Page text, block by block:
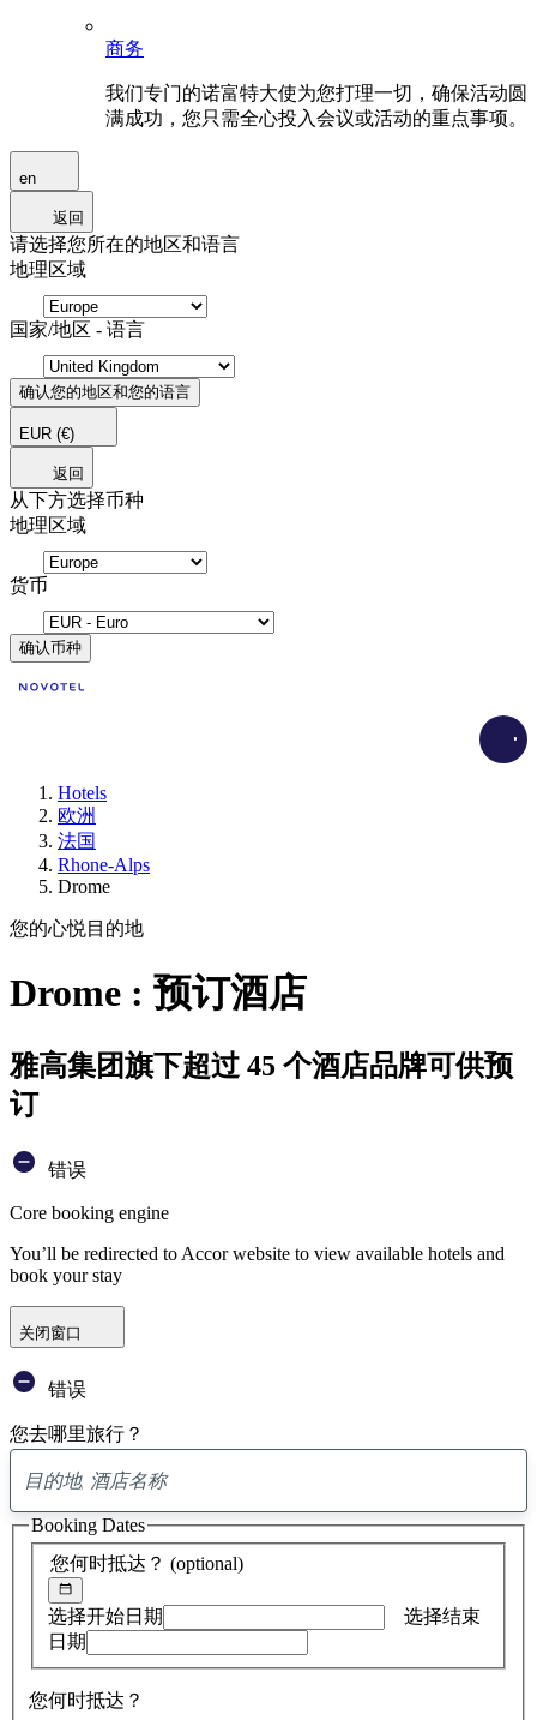
商务
我们专门的诺富特大使为您打理一切，确保活动圆
满成功，您只需全心投入会议或活动的重点事项。
en
返回
请选择您所在的地区和语言
地理区域
国家/地区 - 语言
确认您的地区和您的语言
EUR (€)
返回
从下方选择币种
地理区域
货币
确认币种
Hotels
欧洲
法国
Rhone-Alps
Drome
您的心悦目的地
Drome : 预订酒店
雅高集团旗下超过 45 个酒店品牌可供预
订
错误
Core booking engine
You’ll be redirected to Accor website to view available hotels and
book your stay
关闭窗口
错误
您去哪里旅行？
找
到
您何时抵达？ (optional)
选择开始日期
选择结束
日期
您何时抵达？
Booking Dates